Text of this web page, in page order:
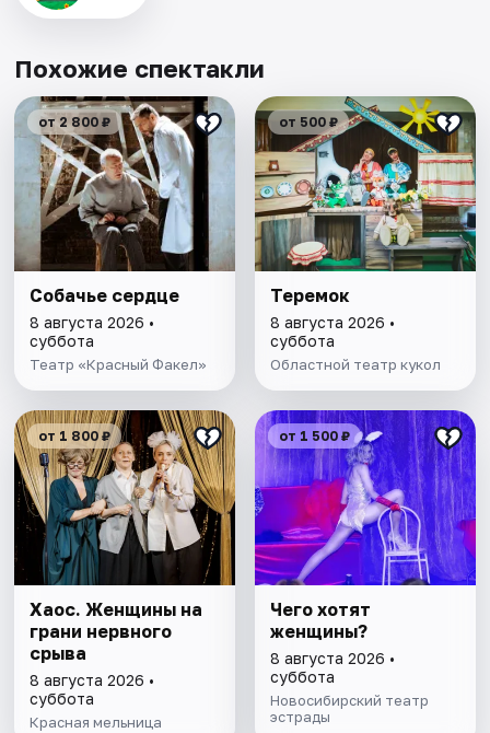
Похожие спектакли
от 2 800 ₽
Собачье сердце
8 августа 2026 •
суббота
Театр «Красный Факел»
от 500 ₽
Теремок
8 августа 2026 •
суббота
Областной театр кукол
от 1 800 ₽
Хаос. Женщины на
грани нервного
срыва
8 августа 2026 •
суббота
Красная мельница
от 1 500 ₽
Чего хотят
женщины?
8 августа 2026 •
суббота
Новосибирский театр
эстрады